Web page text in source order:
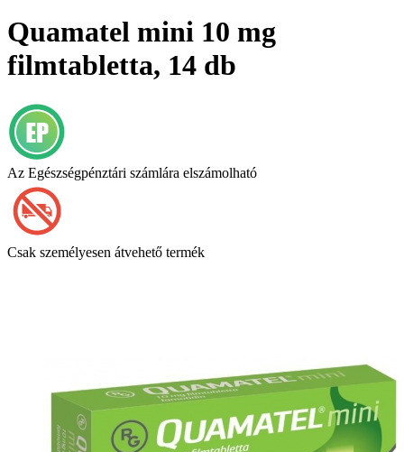
Quamatel mini 10 mg
filmtabletta, 14 db
Az Egészségpénztári számlára elszámolható
Csak személyesen átvehető termék